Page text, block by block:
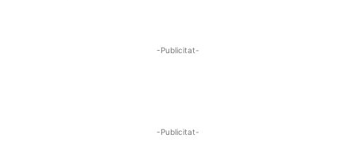
-Publicitat-
-Publicitat-